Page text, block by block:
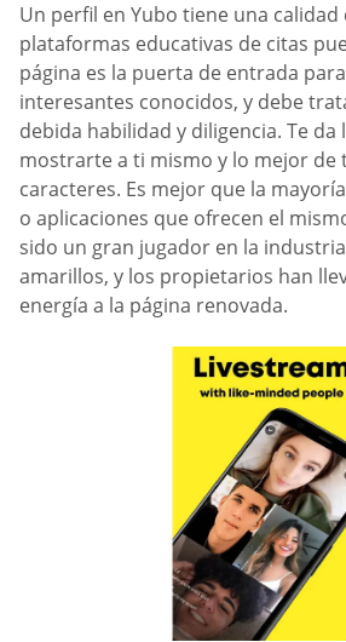
Un perfil en Yubo tiene una calidad
plataformas educativas de citas
página es la puerta de entrada
interesantes conocidos, y debe
debida habilidad y diligencia. Te
mostrarte a ti mismo y lo mejor de
caracteres. Es mejor que la
o aplicaciones que ofrecen el
sido un gran jugador en la
amarillos, y los propietarios han
energía a la página renovada.